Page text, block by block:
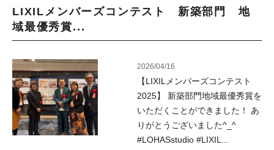
LIXILメンバーズコンテスト 新築部門 地
域最優秀賞...
2026/04/16
【LIXILメンバーズコンテスト
2025】 新築部門地域最優秀賞を
いただくことができました！ あ
りがとうございました^_^
#LOHASstudio #LIXIL...